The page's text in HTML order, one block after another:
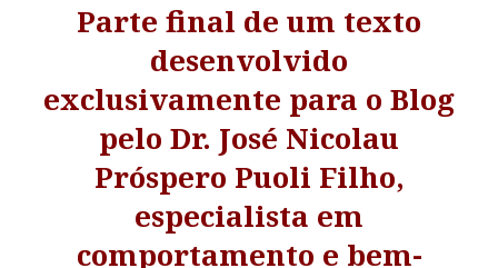
Parte final de um texto
desenvolvido
exclusivamente para o Blog
pelo Dr. José Nicolau
Próspero Puoli Filho,
especialista em
comportamento e bem-